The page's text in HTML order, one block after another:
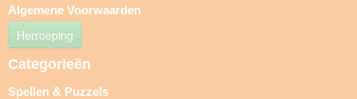
Algemene Voorwaarden
Herroeping
Categorieën
Spellen & Puzzels